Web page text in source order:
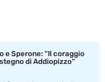
e Sperone: “Il coraggio
di Addiopizzo”